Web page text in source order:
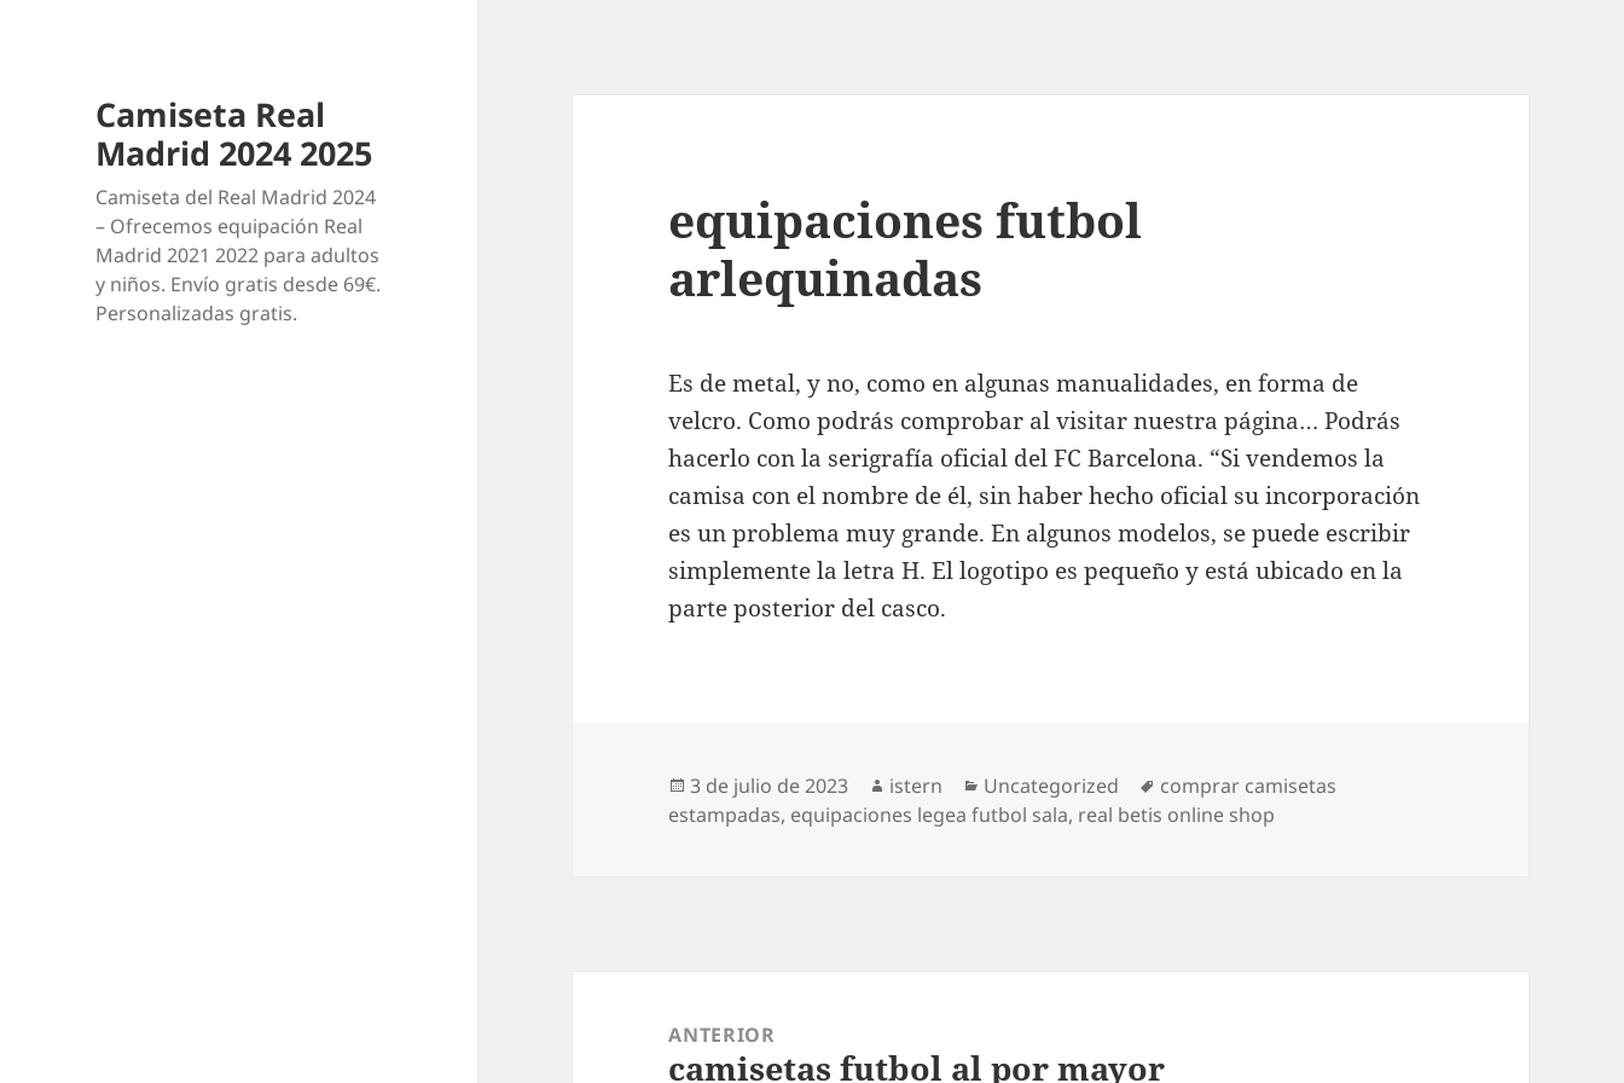
Camiseta Real
Madrid 2024 2025
Camiseta del Real Madrid 2024
– Ofrecemos equipación Real
Madrid 2021 2022 para adultos
y niños. Envío gratis desde 69€.
Personalizadas gratis.
equipaciones futbol
arlequinadas
Es de metal, y no, como en algunas manualidades, en forma de
velcro. Como podrás comprobar al visitar nuestra página… Podrás
hacerlo con la serigrafía oficial del FC Barcelona. “Si vendemos la
camisa con el nombre de él, sin haber hecho oficial su incorporación
es un problema muy grande. En algunos modelos, se puede escribir
simplemente la letra H. El logotipo es pequeño y está ubicado en la
parte posterior del casco.
Publicado
el
3 de julio de 2023 Autor
istern Categorías
Uncategorized Etiquetas
comprar camisetas
estampadas, equipaciones legea futbol sala, real betis online shop
entradas
ANTERIOR
Entrada
camisetas futbol al por mayor